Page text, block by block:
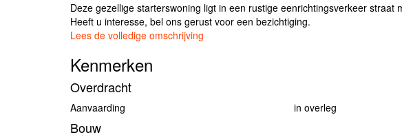
Deze gezellige starterswoning ligt in een rustige eenrichtingsverkeer straat
Heeft u interesse, bel ons gerust voor een bezichtiging.
Lees de volledige omschrijving
Kenmerken
Overdracht
Aanvaarding in overleg
Bouw